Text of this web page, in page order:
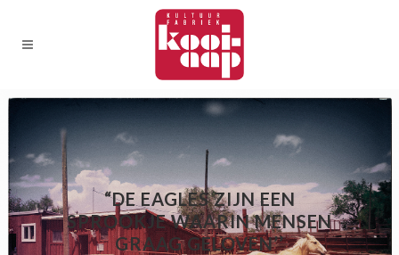
“DE EAGLES ZIJN EEN
SPROOKJE WAARIN MENSEN
GRAAG GELOVEN’’